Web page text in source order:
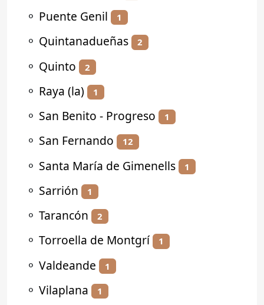
⚬ Puente Genil 1
⚬ Quintanadueñas 2
⚬ Quinto 2
⚬ Raya (la) 1
⚬ San Benito - Progreso 1
⚬ San Fernando 12
⚬ Santa María de Gimenells 1
⚬ Sarrión 1
⚬ Tarancón 2
⚬ Torroella de Montgrí 1
⚬ Valdeande 1
⚬ Vilaplana 1